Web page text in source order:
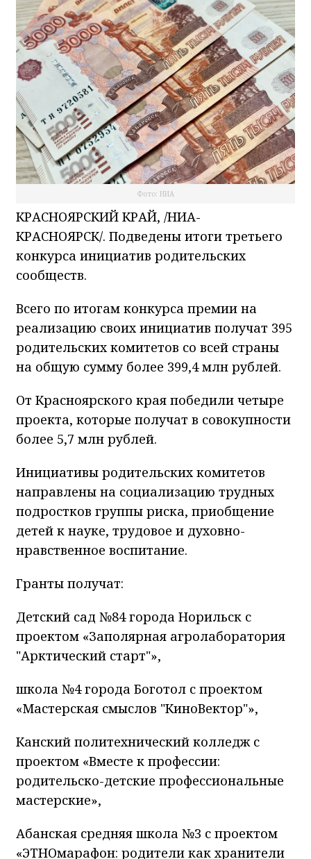
Фото: НИА
КРАСНОЯРСКИЙ КРАЙ, /НИА-
КРАСНОЯРСК/. Подведены итоги третьего
конкурса инициатив родительских
сообществ.
Всего по итогам конкурса премии на
реализацию своих инициатив получат 395
родительских комитетов со всей страны
на общую сумму более 399,4 млн рублей.
От Красноярского края победили четыре
проекта, которые получат в совокупности
более 5,7 млн рублей.
Инициативы родительских комитетов
направлены на социализацию трудных
подростков группы риска, приобщение
детей к науке, трудовое и духовно-
нравственное воспитание.
Гранты получат:
Детский сад №84 города Норильск с
проектом «Заполярная агролаборатория
"Арктический старт"»,
школа №4 города Боготол с проектом
«Мастерская смыслов "КиноВектор"»,
Канский политехнический колледж с
проектом «Вместе к профессии:
родительско-детские профессиональные
мастерские»,
Абанская средняя школа №3 с проектом
«ЭТНОмарафон: родители как хранители